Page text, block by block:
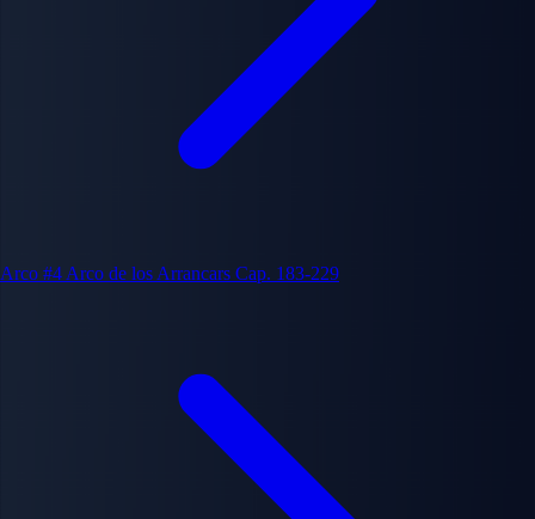
Arco #4 Arco de los Arrancars Cap. 183-229